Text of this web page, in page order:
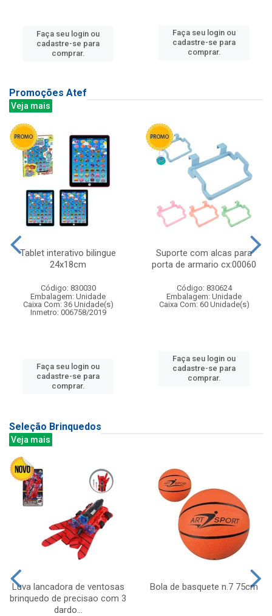
Faça seu login ou
cadastre-se para
comprar.
Faça seu login ou
cadastre-se para
comprar.
Promoções Atef
Veja mais
Tablet interativo bilingue
24x18cm
Código: 830030
Embalagem: Unidade
Caixa Com: 36 Unidade(s)
Inmetro: 006758/2019
Faça seu login ou
cadastre-se para
comprar.
Suporte com alcas para
porta de armario cx:00060
Código: 830624
Embalagem: Unidade
Caixa Com: 60 Unidade(s)
Faça seu login ou
cadastre-se para
comprar.
Seleção Brinquedos
Veja mais
Luva lancadora de ventosas
brinquedo de precisao com 3
dardo...
Bola de basquete n.7 75cm